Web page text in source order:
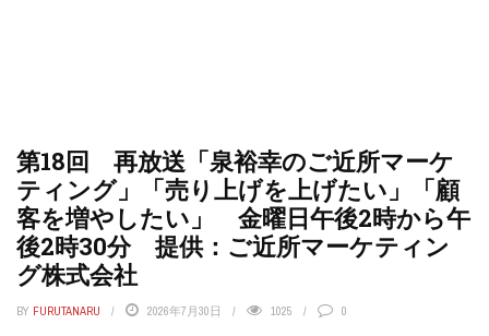
第18回 再放送「泉裕幸のご近所マーケ
ティング」「売り上げを上げたい」「顧
客を増やしたい」 金曜日午後2時から午
後2時30分 提供：ご近所マーケティン
グ株式会社
BY FURUTANARU 2026年7月30日 1025 0